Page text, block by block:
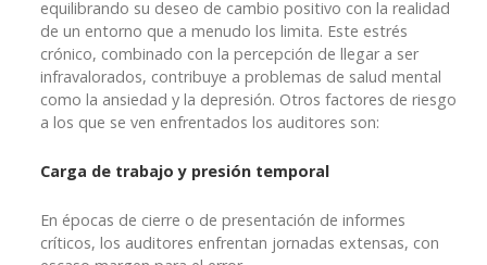
equilibrando su deseo de cambio positivo con la realidad
de un entorno que a menudo los limita. Este estrés
crónico, combinado con la percepción de llegar a ser
infravalorados, contribuye a problemas de salud mental
como la ansiedad y la depresión. Otros factores de riesgo
a los que se ven enfrentados los auditores son:
Carga de trabajo y presión temporal
En épocas de cierre o de presentación de informes
críticos, los auditores enfrentan jornadas extensas, con